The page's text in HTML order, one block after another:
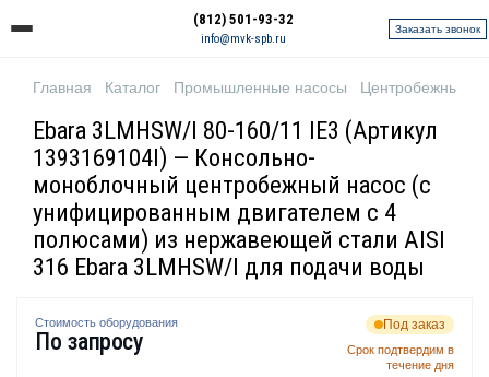
(812) 501-93-32
info@mvk-spb.ru
Заказать звонок
Главная Каталог Промышленные насосы Центробежные
Ebara 3LMHSW/I 80-160/11 IE3 (Артикул
1393169104I) — Консольно-
моноблочный центробежный насос (с
унифицированным двигателем с 4
полюсами) из нержавеющей стали AISI
316 Ebara 3LMHSW/I для подачи воды
Стоимость оборудования
По запросу
Под заказ
Срок подтвердим в
течение дня